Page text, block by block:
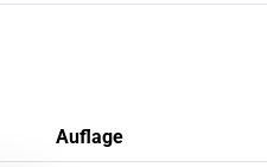
Auflage